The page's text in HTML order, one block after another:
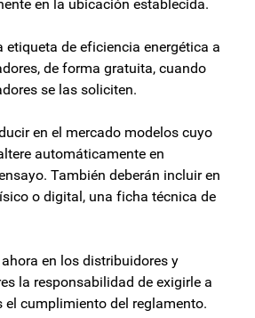
en la ubicación establecida.
etiqueta de eficiencia energética a
de forma gratuita, cuando
se las soliciten.
en el mercado modelos cuyo
automáticamente en
También deberán incluir en
o digital, una ficha técnica de
en los distribuidores y
la responsabilidad de exigirle a
el cumplimiento del reglamento.